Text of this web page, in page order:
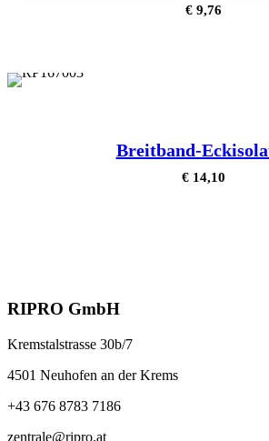
€ 9,76
Breitband-
€ 14,10
RIPRO GmbH
Kremstalstrasse 30b/7
4501 Neuhofen an der Krems
+43 676 8783 7186
zentrale@ripro.at